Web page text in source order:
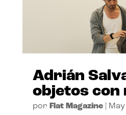
Adrián
objetos con
por Flat Magazine|